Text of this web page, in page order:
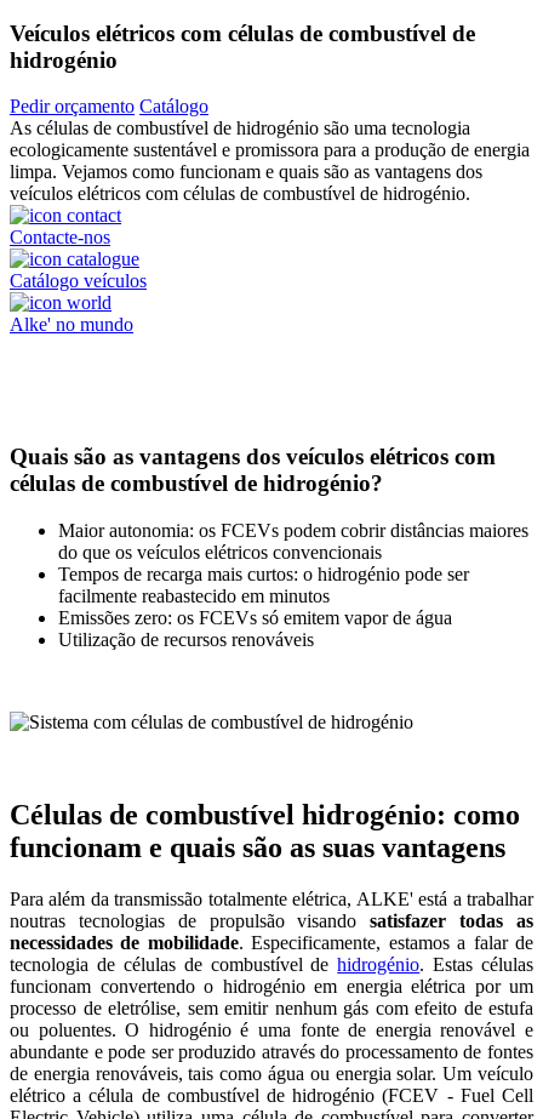
Veículos elétricos com células de combustível de
hidrogénio
Pedir orçamento Catálogo
As células de combustível de hidrogénio são uma tecnologia
ecologicamente sustentável e promissora para a produção de energia
limpa. Vejamos como funcionam e quais são as vantagens dos
veículos elétricos com células de combustível de hidrogénio.
Contacte-nos
Catálogo veículos
Alke' no mundo
Quais são as vantagens dos veículos elétricos com
células de combustível de hidrogénio?
Maior autonomia: os FCEVs podem cobrir distâncias maiores
do que os veículos elétricos convencionais
Tempos de recarga mais curtos: o hidrogénio pode ser
facilmente reabastecido em minutos
Emissões zero: os FCEVs só emitem vapor de água
Utilização de recursos renováveis
Células de combustível hidrogénio: como
funcionam e quais são as suas vantagens
Para além da transmissão totalmente elétrica, ALKE' está a trabalhar
noutras tecnologias de propulsão visandosatisfazer todas as
necessidades de mobilidade. Especificamente, estamos a falar de
tecnologia de células de combustível dehidrogénio. Estas células
funcionam convertendo o hidrogénio em energia elétrica por um
processo de eletrólise, sem emitir nenhum gás com efeito de estufa
ou poluentes. O hidrogénio é uma fonte de energia renovável e
abundante e pode ser produzido através do processamento de fontes
de energia renováveis, tais como água ou energia solar. Um veículo
elétrico a célula de combustível de hidrogénio (FCEV - Fuel Cell